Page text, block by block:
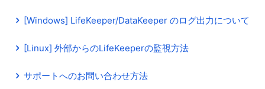
[Windows] LifeKeeper/DataKeeper のログ出力について
[Linux] 外部からのLifeKeeperの監視方法
サポートへのお問い合わせ方法